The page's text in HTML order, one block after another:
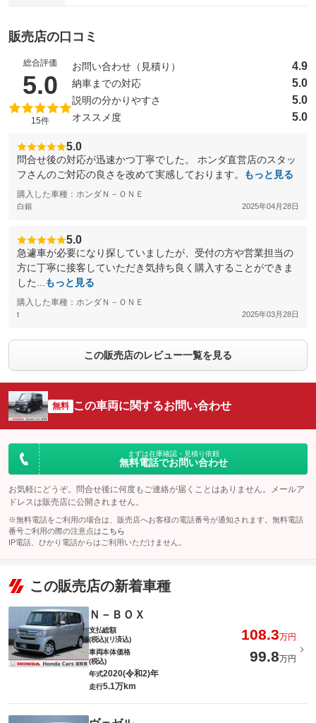
販売店の口コミ
総合評価
5.0 （5点満点中）
15件
お問い合わせ（見積り） 4.9
納車までの対応 5.0
説明の分かりやすさ 5.0
オススメ度 5.0
5.0
問合せ後の対応が迅速かつ丁寧でした。 ホンダ直営店のスタッ
フさんのご対応の良さを改めて実感しております。
もっと見る
購入した車種：ホンダＮ－ＯＮＥ
白銀 2025年04月28日
5.0
急遽車が必要になり探していましたが、受付の方や営業担当の
方に丁寧に接客していただき気持ち良く購入することができま
した...
もっと見る
購入した車種：ホンダＮ－ＯＮＥ
t 2025年03月28日
この販売店のレビュー一覧を見る
無料 この車両に関するお問い合わせ
まずは在庫確認・見積り依頼
無料電話でお問い合わせ
お気軽にどうぞ。問合せ後に何度もご連絡が届くことはありません。メールア
ドレスは販売店に公開されません。
※無料電話をご利用の場合は、販売店へお客様の電話番号が通知されます。無料電話
番号ご利用の際の注意点は こちら
IP電話、ひかり電話からはご利用いただけません。
この販売店の新着車種
Ｎ－ＢＯＸ
支払総額
(税込)(リ済込)
108.3万円
車両本体価格
(税込)
99.8万円
年式2020(令和2)年
走行5.1万km